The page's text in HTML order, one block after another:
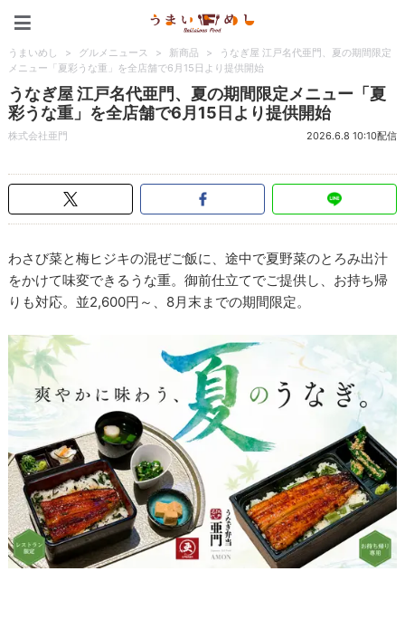
うまいめし > グルメニュース > 新商品 >
うなぎ屋 江戸名代亜門、夏の期間限定
メニュー「夏彩うな重」を全店舗で6月15日より提供開始
うなぎ屋 江戸名代亜門、夏の期間限定メニュー「夏
彩うな重」を全店舗で6月15日より提供開始
株式会社亜門 2026.6.8 10:10配信
わさび菜と梅ヒジキの混ぜご飯に、途中で夏野菜のとろみ出汁
をかけて味変できるうな重。御前仕立てでご提供し、お持ち帰
りも対応。並2,600円～、8月末までの期間限定。